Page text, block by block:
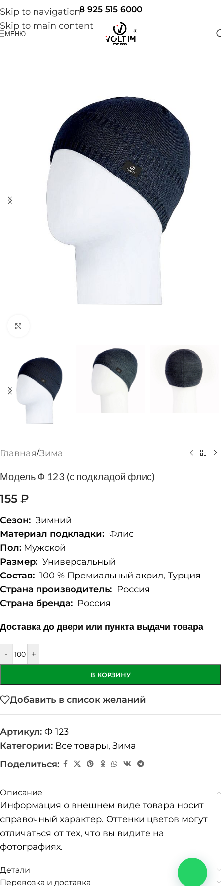
Skip to navigation
Skip to main content
8 925 515 6000
МЕНЮ
Главная/Зима
Модель Ф 123 (с подкладой флис)
155 ₽
Сезон: Зимний
Материал подкладки: Флис
Пол: Мужской
Размер: Универсальный
Состав: 100 % Премиальный акрил, Турция
Страна производитель: Россия
Страна бренда: Россия
Доставка до двери или пункта выдачи товара
- +
В КОРЗИНУ
Добавить в список желаний
Артикул: Ф 123
Категории: Все товары, Зима
Поделиться:
Описание
Информация о внешнем виде товара носит
справочный характер. Оттенки цветов могут
отличаться от тех, что вы видите на
фотографиях.
Детали
Перевозка и доставка